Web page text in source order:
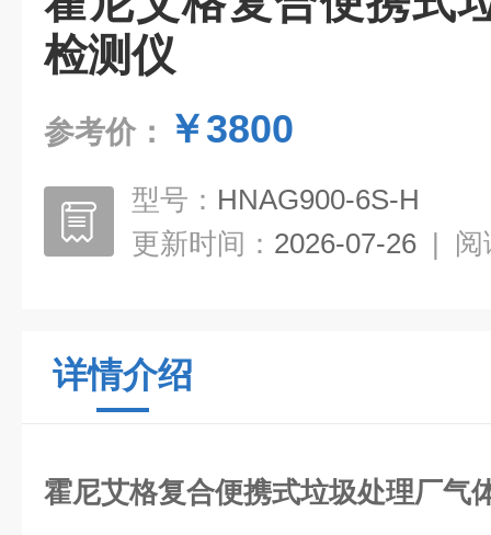
检测仪
参考价： ￥3800
型号： HNAG900-6S-H
更新时间： 2026-07-26 | 阅
详情介绍
霍尼艾格复合便携式垃圾处理厂气